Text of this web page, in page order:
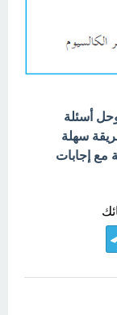
أسئلة
سهلة
مع إجابات